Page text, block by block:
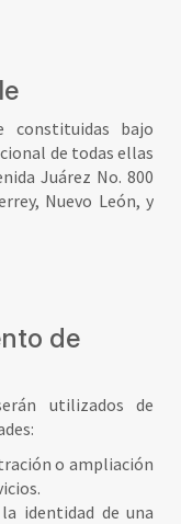
constituidas bajo
de todas ellas
Juárez No. 800
Nuevo León, y
de
utilizados de
o ampliación
identidad de una